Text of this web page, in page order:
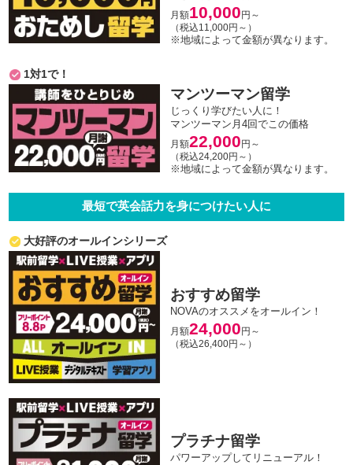
月額10,000 円～
（税込11,000円～）
※地域によって金額が異なります。
1対1で！
マンツーマン留学
じっくり学びたい人に！
マンツーマン月4回でこの価格
月額22,000 円～
（税込24,200円～）
※地域によって金額が異なります。
最短で英会話力を身につけたい人に
大好評のオールインシリーズ
おすすめ留学
NOVAのオススメをオールイン！
月額24,000 円～
（税込26,400円～）
プラチナ留学
パワーアップしてリニューアル！